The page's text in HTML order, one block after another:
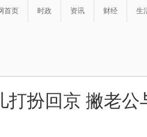
首页 时政 资讯 财经 生
打扮回京 撇老公